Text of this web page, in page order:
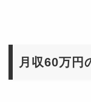
月収60万円